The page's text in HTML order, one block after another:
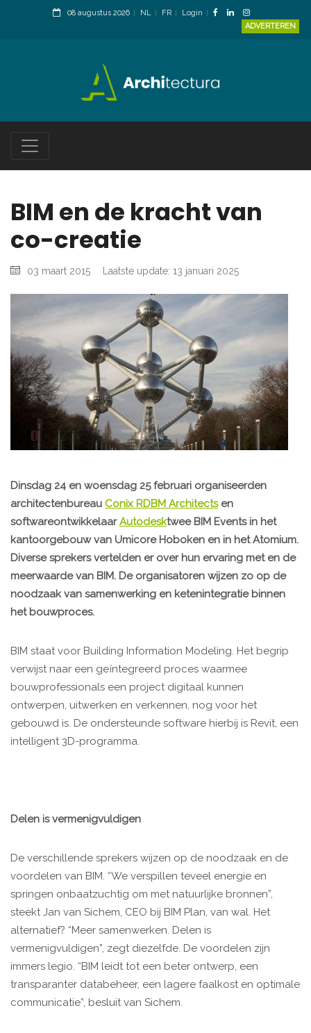
08 augustus 2026 NL FR
Login
ADVERTEREN
BIM en de kracht van
co-creatie
03 maart 2015 Laatste update: 13 januari 2025
Dinsdag 24 en woensdag 25 februari organiseerden
architectenbureau Conix RDBM Architectsen
softwareontwikkelaarAutodesktwee BIM Eventsin het
kantoorgebouw van Umicore Hoboken en in het Atomium.
Diverse sprekers vertelden er over hun ervaring met en de
meerwaarde van BIM. De organisatoren wijzen zo op de
noodzaak van samenwerking en ketenintegratie binnen
het bouwproces.
BIM staat voor Building Information Modeling. Het begrip
verwijst naar een geïntegreerd proces waarmee
bouwprofessionals een project digitaal kunnen
ontwerpen, uitwerken en verkennen, nog voor het
gebouwd is. De ondersteunde software hierbij is Revit, een
intelligent 3D-programma.
Delen is vermenigvuldigen
De verschillende sprekers wijzen op de noodzaak en de
voordelen van BIM. “We verspillen teveel energie en
springen onbaatzuchtig om met natuurlijke bronnen”,
steekt Jan van Sichem, CEO bij BIM Plan, van wal. Het
alternatief? “Meer samenwerken. Delen is
vermenigvuldigen”, zegt diezelfde. De voordelen zijn
immers legio. “BIM leidt tot een beter ontwerp, een
transparanter databeheer, een lagere faalkost en optimale
communicatie”, besluit van Sichem.